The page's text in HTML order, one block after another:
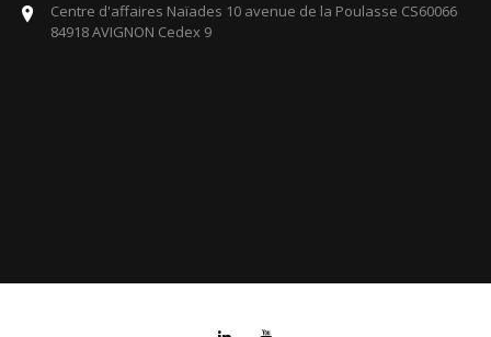
Centre d'affaires Naïades 10 avenue de la Poulasse CS60066
84918 AVIGNON Cedex 9